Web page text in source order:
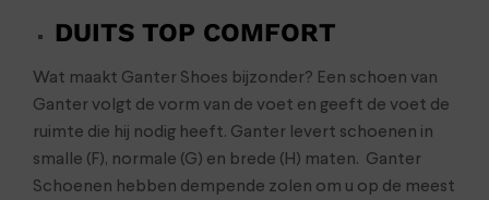
DUITS TOP COMFORT
Wat maakt Ganter Shoes bijzonder? Een schoen van
Ganter volgt de vorm van de voet en geeft de voet de
ruimte die hij nodig heeft. Ganter levert schoenen in
smalle (F), normale (G) en brede (H) maten. Ganter
Schoenen hebben dempende zolen om u op de meest